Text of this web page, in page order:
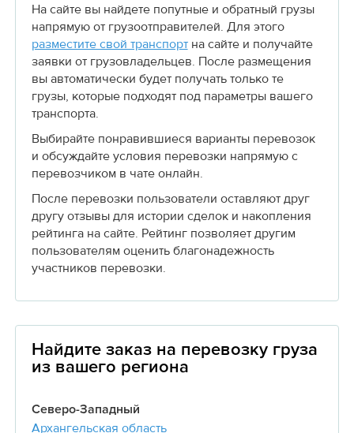
На сайте вы найдете попутные и обратный грузы
напрямую от грузоотправителей. Для этого
разместите свой транспортна сайте и получайте
заявки от грузовладельцев. После размещения
вы автоматически будет получать только те
грузы, которые подходят под параметры вашего
транспорта.
Выбирайте понравившиеся варианты перевозок
и обсуждайте условия перевозки напрямую с
перевозчиком в чате онлайн.
После перевозки пользователи оставляют друг
другу отзывы для истории сделок и накопления
рейтинга на сайте. Рейтинг позволяет другим
пользователям оценить благонадежность
участников перевозки.
Найдите заказ на перевозку груза
из вашего региона
Северо-Западный
Архангельская область